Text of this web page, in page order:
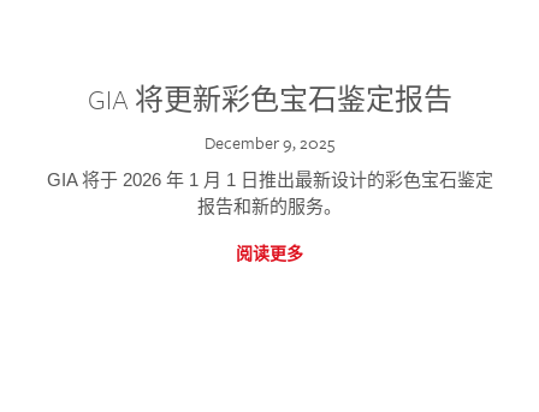
GIA 将更新彩色宝石鉴定报告
December 9, 2025
GIA 将于 2026 年 1 月 1 日推出最新设计的彩色宝石鉴定
报告和新的服务。
阅读更多